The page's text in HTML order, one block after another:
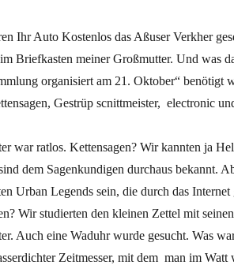
Ihr Auto Kostenlos das Aßuser Verkher
Briefkasten meiner Großmutter. Und was
organisiert am 21. Oktober“ benötigt
Gestrüp scnittmeister, electronic
war ratlos. Kettensagen? Wir kannten ja
dem Sagenkundigen durchaus bekannt.
Urban Legends sein, die durch das
Wir studierten den kleinen Zettel mit
Auch eine Waduhr wurde gesucht. Was
Zeitmesser, mit dem man im Watt